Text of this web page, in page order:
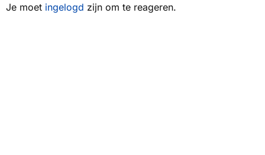
Je moet ingelogd zijn om te reageren.